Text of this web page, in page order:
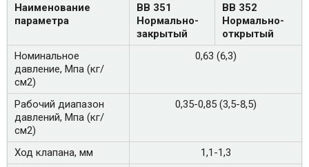
Наименование
параметра
ВВ 351
Нормально-
закрытый
ВВ 352
Нормально-
открытый
Номинальное
давление, Мпа (кг/
см2)
0,63 (6,3)
Рабочий диапазон
давлений, Мпа (кг/
см2)
0,35-0,85 (3,5-8,5)
Ход клапана, мм
1,1-1,3